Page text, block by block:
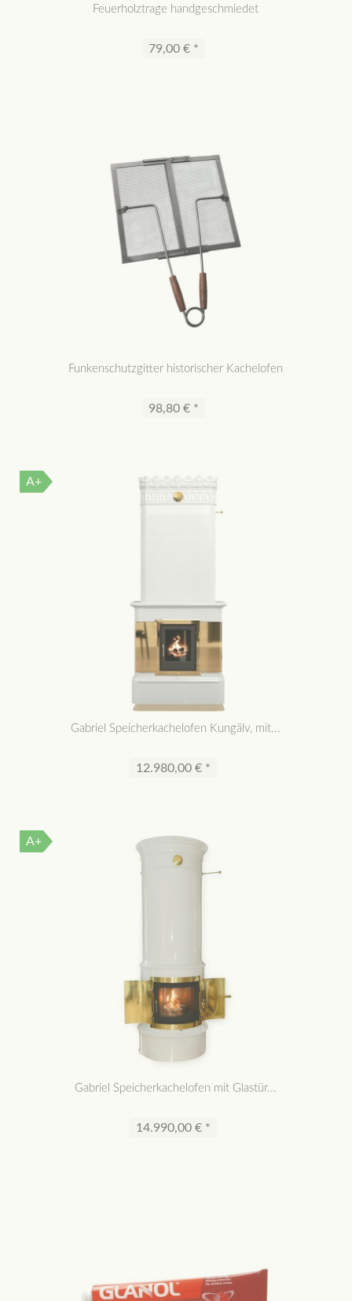
Feuerholztrage handgeschmiedet
79,00 € *
Funkenschutzgitter historischer Kachelofen
98,80 € *
A+
Gabriel Speicherkachelofen Kungälv, mit...
12.980,00 € *
A+
Gabriel Speicherkachelofen mit Glastür...
14.990,00 € *